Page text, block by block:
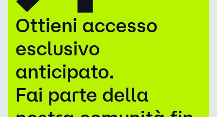
Ottieni accesso
esclusivo
anticipato.
Fai parte della